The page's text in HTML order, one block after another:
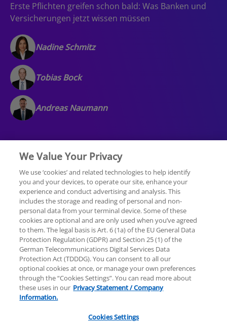
Erste Pflichten greifen schon bald: Was Banken und
Versicherungen jetzt wissen müssen
Nadine Schmitz
Tobias Bock
Andreas Naumann
Rechtliche Hinweise Datenschutzerklärung
Sitemap Hilfe Unternehmensangaben
© 2025 KPMG AG Wirtschaftsprüfungsgesellschaft,
eine Aktiengesellschaft nach deutschem Recht und
ein Mitglied der globalen KPMG-Organisation
We Value Your Privacy
We use ‘cookies’ and related technologies to help identify
you and your devices, to operate our site, enhance your
experience and conduct advertising and analysis. This
includes the storage and reading of personal and non-
personal data from your terminal device. Some of these
cookies are optional and are only used when you’ve agreed
to them. The legal basis is Art. 6 (1a) of the EU General Data
Protection Regulation (GDPR) and Section 25 (1) of the
German Telecommunications Digital Services Data
Protection Act (TDDDG). You can consent to all our
optional cookies at once, or manage your own preferences
through the “Cookies Settings”. You can read more about
these uses in our Privacy Statement / Company
Information.
Cookies Settings